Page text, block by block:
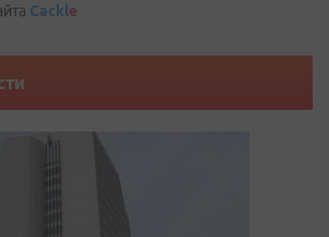
Cackle